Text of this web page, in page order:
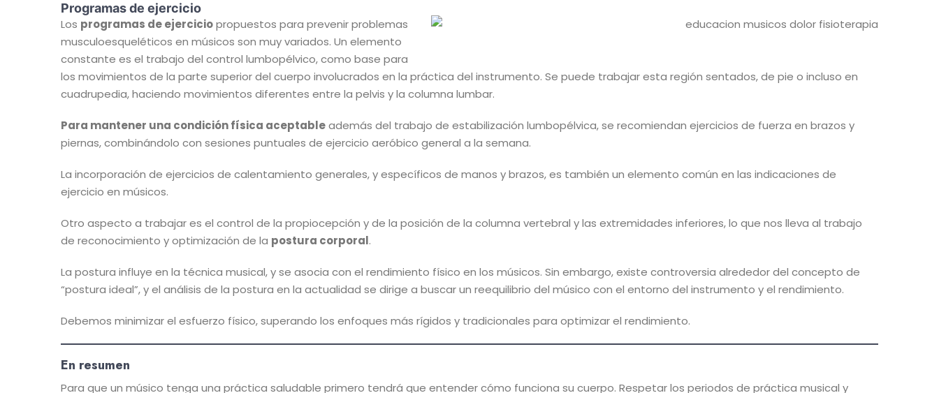
Programas de ejercicio
Los programas de ejerciciopropuestos para prevenir problemas
musculoesqueléticos en músicos son muy variados. Un elemento
constante es el trabajo del control lumbopélvico, como base para
los movimientos de la parte superior del cuerpo involucrados en la práctica del instrumento. Se puede trabajar esta región sentados, de pie o incluso en
cuadrupedia, haciendo movimientos diferentes entre la pelvis y la columna lumbar.
Para mantener una condición física aceptableademás del trabajo de estabilización lumbopélvica, se recomiendan ejercicios de fuerza en brazos y
piernas, combinándolo con sesiones puntuales de ejercicio aeróbico general a la semana.
La incorporación de ejercicios de calentamiento generales, y específicos de manos y brazos, es también un elemento común en las indicaciones de
ejercicio en músicos.
Otro aspecto a trabajar es el control de la propiocepción y de la posición de la columna vertebral y las extremidades inferiores, lo que nos lleva al trabajo
de reconocimiento y optimización de la postura corporal.
La postura influye en la técnica musical, y se asocia con el rendimiento físico en los músicos. Sin embargo, existe controversia alrededor del concepto de
“postura ideal”, y el análisis de la postura en la actualidad se dirige a buscar un reequilibrio del músico con el entorno del instrumento y el rendimiento.
Debemos minimizar el esfuerzo físico, superando los enfoques más rígidos y tradicionales para optimizar el rendimiento.
En resumen
Para que un músico tenga una práctica saludable primero tendrá que entender cómo funciona su cuerpo. Respetar los periodos de práctica musical y